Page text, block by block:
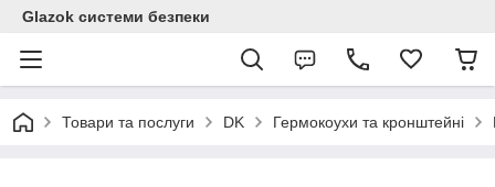
Glazok системи безпеки
Товари та послуги DK Гермокоухи та кронштейні